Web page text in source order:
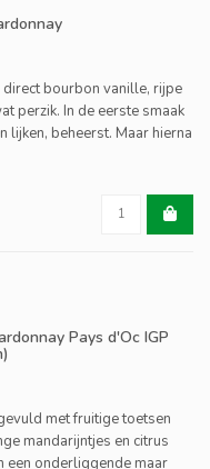
direct bourbon vanille, rijpe
perzik. In de eerste smaak
lijken, beheerst. Maar hierna
van zijn karaktirestieke
bourbon vanille,
Pays d'Oc IGP
met fruitige toetsen
mandarijntjes en citrus
een onderliggende maar